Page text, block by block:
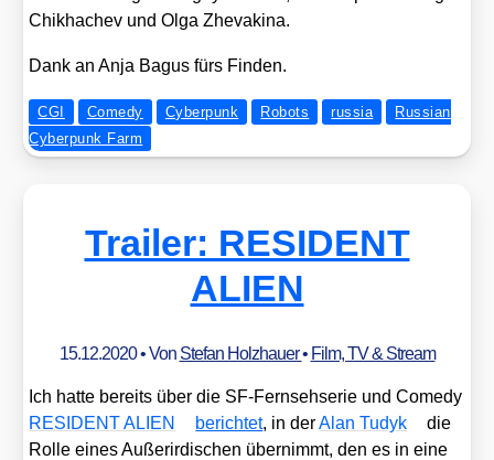
Chik­ha­chev und Olga Zheva­ki­na.
Dank an Anja Bagus fürs Fin­den.
CGI Comedy Cyberpunk Robots russia
Russian
Cyberpunk Farm
Trailer: RESIDENT
ALIEN
15.12.2020• Von Stefan Holzhauer• Film, TV & Stream
Ich hat­te bereits über die SF-Fern­seh­se­rie und Come­dy
RESIDENT ALIEN
berich­tet, in derAlan Tudyk
die
Rol­le eines Außer­ir­di­schen über­nimmt, den es in eine